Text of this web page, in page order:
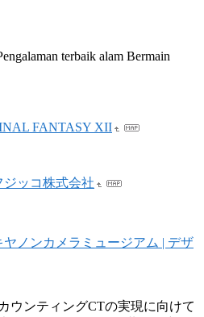
terbaik alam Bermain
FANTASY XII
ジッコ株式会社
ヤノンカメラミュージアム | デザ
ウンティングCTの実現に向けて